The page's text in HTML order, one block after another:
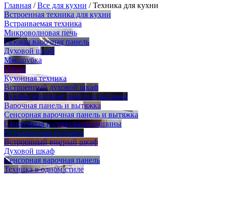
Главная /Все для кухни /Техника для кухни
Встроенная техника для кухни
Встраиваемая техника
Микроволновая печь
Газовая варочная панель
Духовой шкаф
Мясорубка
Плита
Кухонная техника
Встроенный духовой шкаф
Газовая варочная панель и вытяжка
Варочная панель и вытяжка
Сенсорная варочная панель и вытяжка
Стиральная и сушильная машины
Встраиваемая вытяжка
Встроенный винный шкаф
Духовой шкаф
Сенсорная варочная панель
Техника в одном стиле